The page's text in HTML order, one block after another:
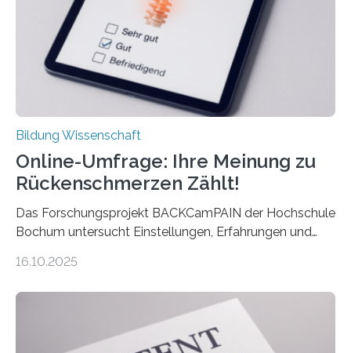
Jahren erstmals…
Bildung Wissenschaft
Online-Umfrage: Ihre Meinung zu
Rückenschmerzen Zählt!
Das Forschungsprojekt BACKCamPAIN der Hochschule
Bochum untersucht Einstellungen, Erfahrungen und
gehören zu den häufigsten gesundheitlichen
Rückenschmerzen denken und welche Erfahrungen sie
damit gemacht haben, kann entscheidend
beeinflussen, wie Schmerzen verlaufen und welche
16.10.2025